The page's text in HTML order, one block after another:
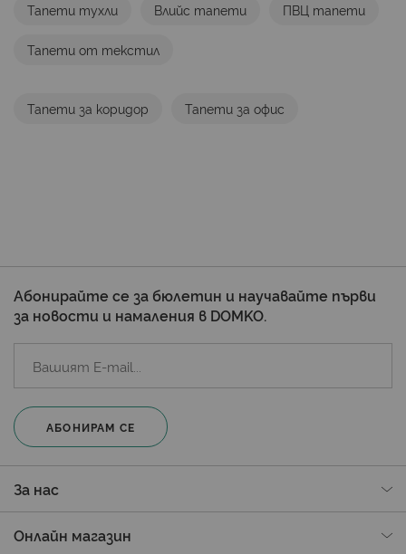
Тапети тухли Влийс тапети ПВЦ тапети
Тапети от текстил
Тапети за коридор Тапети за офис
Абонирайте се за бюлетин и научавайте първи
за новости и намаления в DOMKO.
АБОНИРАМ СЕ
За нас
Онлайн магазин